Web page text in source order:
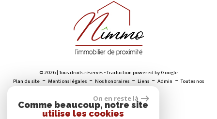
© 2026 | Tous droits réservés - Traduction powered by Google
Plan du site - Mentions légales - Nos honoraires - Liens - Admin -Toutes nos
On en reste là
Comme beaucoup, notre site
utilise les cookies